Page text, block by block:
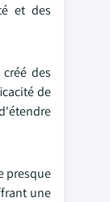
et des
des
de
presque
une